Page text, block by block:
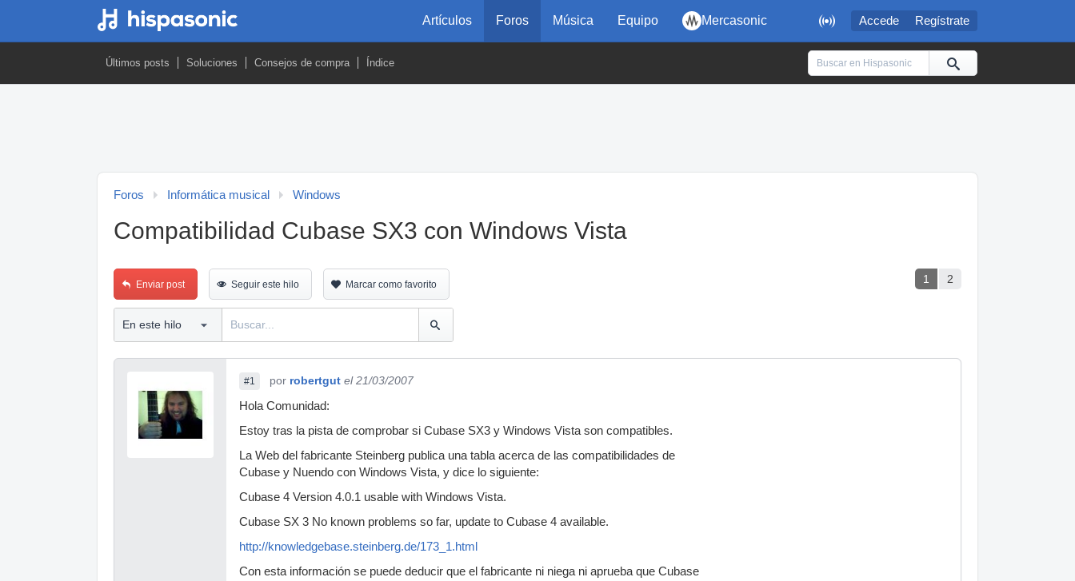
 Accede Regístrate
Artículos Foros Música Equipo Mercasonic
Últimos posts Soluciones Consejos de compra Índice
Foros Informática musical Windows
Compatibilidad Cubase SX3 con Windows Vista
1 2
Enviar post Seguir este hilo Marcar como favorito
#1 por robertgut el 21/03/2007
Hola Comunidad:
Estoy tras la pista de comprobar si Cubase SX3 y Windows Vista son compatibles.
La Web del fabricante Steinberg publica una tabla acerca de las compatibilidades de
Cubase y Nuendo con Windows Vista, y dice lo siguiente:
Cubase 4 Version 4.0.1 usable with Windows Vista.
Cubase SX 3 No known problems so far, update to Cubase 4 available.
http://knowledgebase.steinberg.de/173_1.html
Con esta información se puede deducir que el fabricante ni niega ni aprueba que Cubase